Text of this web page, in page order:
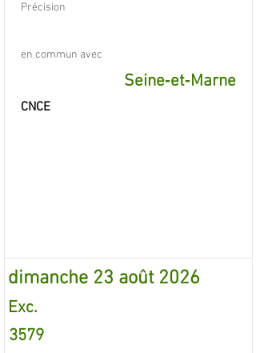
Précision
en commun avec
Seine‐et‐Marne
CNCE
dimanche 23 août 2026
Exc.
3579